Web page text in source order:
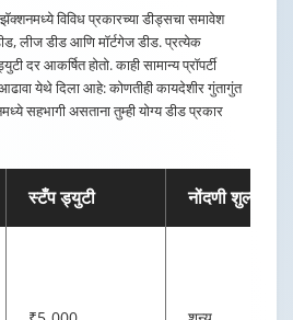
विविध प्रकारच्या डीड्सचा समावेश
लीज डीड आणि मॉर्टगेज डीड. प्रत्येक
दर आकर्षित होतो. काही सामान्य प्रॉपर्टी
येथे दिला आहे: कोणतीही कायदेशीर गुंतागुंत
सहभागी असताना तुम्ही योग्य डीड प्रकार
स्टँप ड्युटी नोंदणी शुल्क